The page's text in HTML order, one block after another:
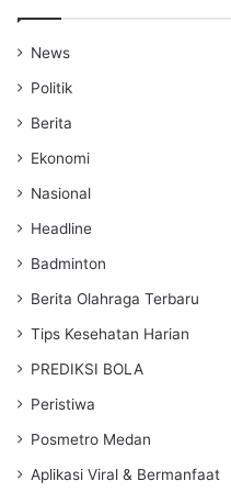
News
Politik
Berita
Ekonomi
Nasional
Headline
Badminton
Berita Olahraga Terbaru
Tips Kesehatan Harian
PREDIKSI BOLA
Peristiwa
Posmetro Medan
Aplikasi Viral & Bermanfaat